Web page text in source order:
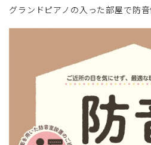
グランドピアノの入った部屋で防